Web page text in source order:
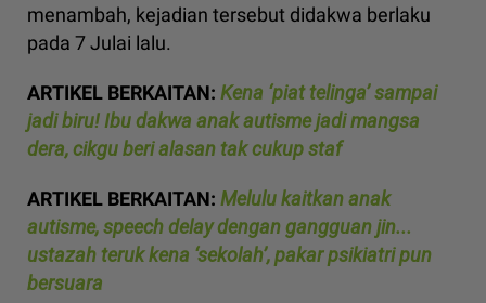
menambah, kejadian tersebut didakwa berlaku
pada 7 Julai lalu.
ARTIKEL BERKAITAN: Kena ‘piat telinga’ sampai
jadi biru! Ibu dakwa anak autisme jadi mangsa
dera, cikgu beri alasan tak cukup staf
ARTIKEL BERKAITAN: Melulu kaitkan anak
autisme, speech delay dengan gangguan jin...
ustazah teruk kena ‘sekolah’, pakar psikiatri pun
bersuara